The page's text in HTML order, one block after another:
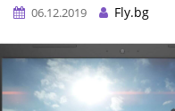
06.12.2019
Fly.bg